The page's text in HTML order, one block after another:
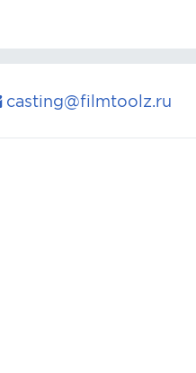
casting@filmtoolz.ru